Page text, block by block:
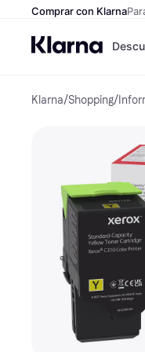
Comprar con Klarna
Klarna/Shopping/